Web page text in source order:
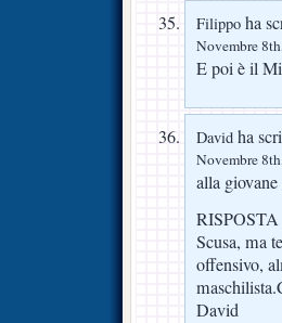
Filippo ha
Novembre
E poi è il
David ha
Novembre
alla
RISPOSTA
Scusa, ma
offensivo,
David